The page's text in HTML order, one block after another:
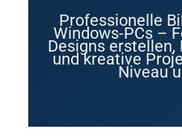
Professionelle
Windows-PCs –
Designs erstellen,
und kreative
Niveau